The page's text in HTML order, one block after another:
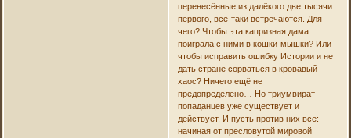
перенесённые из далёкого две тысячи
первого, всё-таки встречаются. Для
чего? Чтобы эта капризная дама
поиграла с ними в кошки-мышки? Или
чтобы исправить ошибку Истории и не
дать стране сорваться в кровавый
хаос? Ничего ещё не
предопределено… Но триумвират
попаданцев уже существует и
действует. И пусть против них все:
начиная от пресловутой мировой